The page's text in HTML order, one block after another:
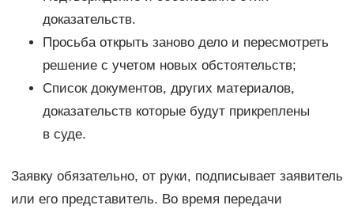
доказательств.
Просьба открыть заново дело и пересмотреть
решение с учетом новых обстоятельств;
Список документов, других материалов,
доказательств которые будут прикреплены
в суде.
Заявку обязательно, от руки, подписывает заявитель
или его представитель. Во время передачи